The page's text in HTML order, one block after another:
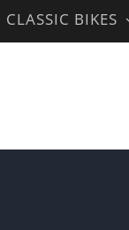
CLASSIC BIKES